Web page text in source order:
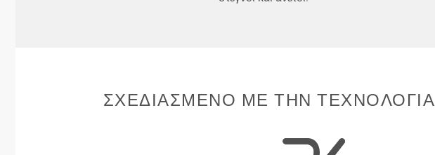
ΣΧΕΔΙΑΣΜΈΝΟ ΜΕ ΤΗΝ ΤΕΧΝΟΛΟΓΊΑ